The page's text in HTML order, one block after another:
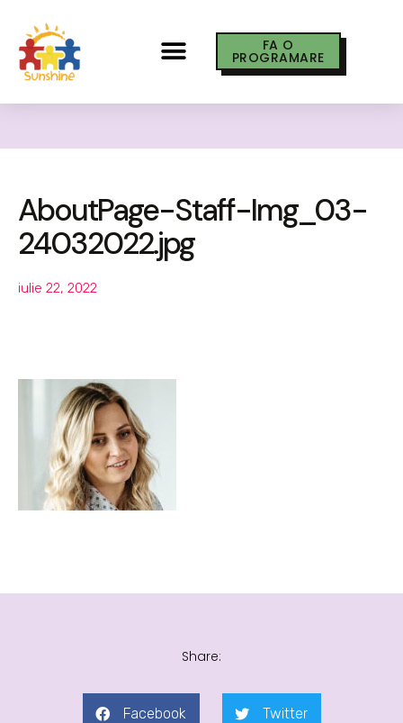
FA O
PROGRAMARE
AboutPage-Staff-Img_03-
24032022.jpg
iulie 22, 2022
Share:
Facebook Twitter